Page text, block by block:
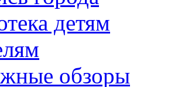
детям
обзоры